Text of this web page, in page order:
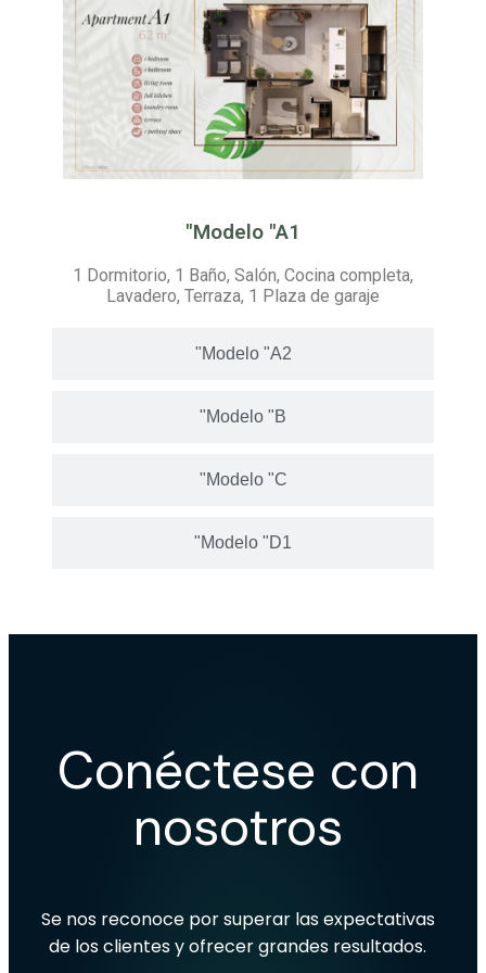
"Modelo "A2
"Modelo "B
"Modelo "C
"Modelo "D1
"Modelo "A1
1 Dormitorio, 1 Baño, Salón, Cocina completa,
Lavadero, Terraza, 1 Plaza de garaje
Conéctese con
nosotros
Se nos reconoce por superar las expectativas
de los clientes y ofrecer grandes resultados.